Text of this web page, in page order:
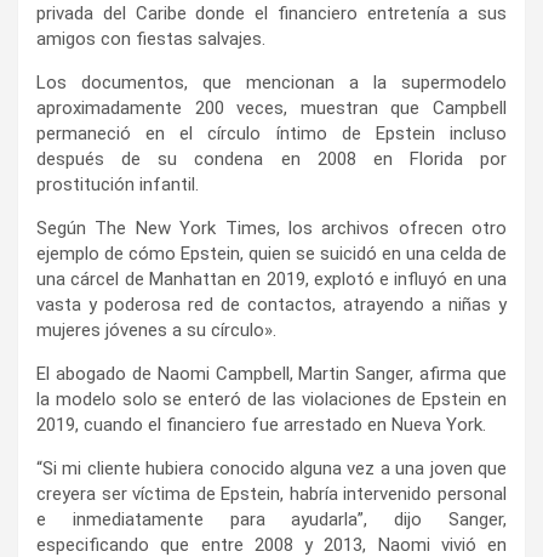
privada del Caribe donde el financiero entretenía a sus
amigos con fiestas salvajes.
Los documentos, que mencionan a la supermodelo
aproximadamente 200 veces, muestran que Campbell
permaneció en el círculo íntimo de Epstein incluso
después de su condena en 2008 en Florida por
prostitución infantil.
Según The New York Times, los archivos ofrecen otro
ejemplo de cómo Epstein, quien se suicidó en una celda de
una cárcel de Manhattan en 2019, explotó e influyó en una
vasta y poderosa red de contactos, atrayendo a niñas y
mujeres jóvenes a su círculo».
El abogado de Naomi Campbell, Martin Sanger, afirma que
la modelo solo se enteró de las violaciones de Epstein en
2019, cuando el financiero fue arrestado en Nueva York.
“Si mi cliente hubiera conocido alguna vez a una joven que
creyera ser víctima de Epstein, habría intervenido personal
e inmediatamente para ayudarla”, dijo Sanger,
especificando que entre 2008 y 2013, Naomi vivió en